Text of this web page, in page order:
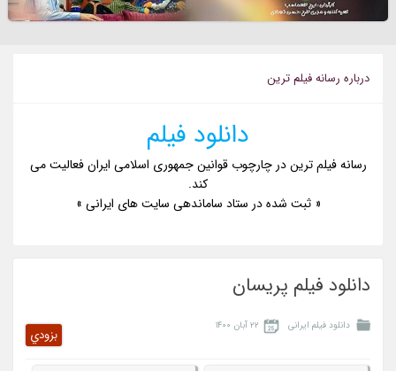
درباره رسانه فيلم ترين
دانلود فیلم
رسانه فیلم ترین در چارچوب قوانین جمهوری اسلامی ایران فعالیت می
کند.
« ثبت شده در ستاد ساماندهی سایت های ایرانی »
دانلود فیلم پریسان
دانلود فیلم ایرانی ۲۲ آبان ۱۴۰۰
بزودي